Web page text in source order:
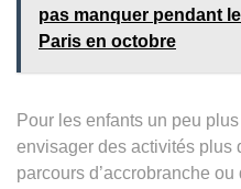
pas manquer pendant
Paris en octobre
Pour les enfants un peu
envisager des activités plus
parcours d’accrobranche